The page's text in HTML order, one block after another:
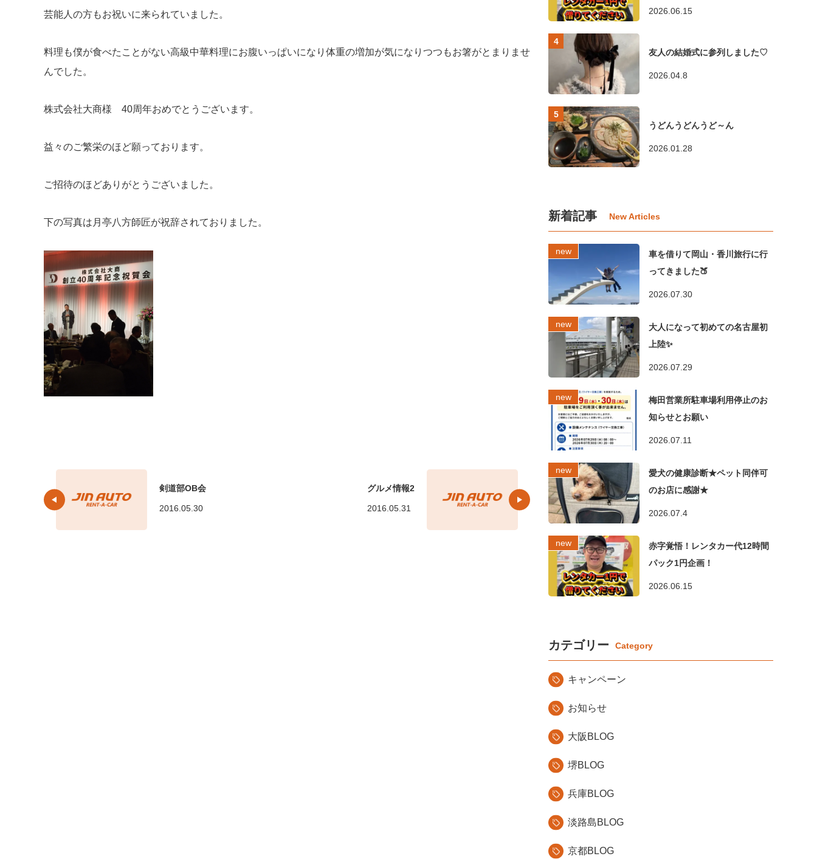
芸能人の方もお祝いに来られていました。
料理も僕が食べたことがない高級中華料理にお腹いっぱいになり体重の増加が気になりつつもお箸がとまりませ
んでした。
株式会社大商様 40周年おめでとうございます。
益々のご繁栄のほど願っております。
ご招待のほどありがとうございました。
下の写真は月亭八方師匠が祝辞されておりました。
剣道部OB会
2016.05.30
グルメ情報2
2016.05.31
2026.06.15
友人の結婚式に参列しました♡
2026.04.8
うどんうどんうど～ん
2026.01.28
新着記事
車を借りて岡山・香川旅行に行
ってきました🍑
2026.07.30
大人になって初めての名古屋初
上陸✨
2026.07.29
梅田営業所駐車場利用停止のお
知らせとお願い
2026.07.11
愛犬の健康診断★ペット同伴可
のお店に感謝★
2026.07.4
赤字覚悟！レンタカー代12時間
パック1円企画！
2026.06.15
カテゴリー
キャンペーン
お知らせ
大阪BLOG
堺BLOG
兵庫BLOG
淡路島BLOG
京都BLOG